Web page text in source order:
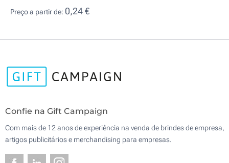
Preço a partir de: 0,24 €
Confie na Gift Campaign
Com mais de 12 anos de experiência na venda de brindes de empresa,
artigos publicitários e merchandising para empresas.